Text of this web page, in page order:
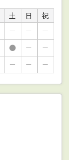
土 日
祝
－ －
－
● －
－
－ － －